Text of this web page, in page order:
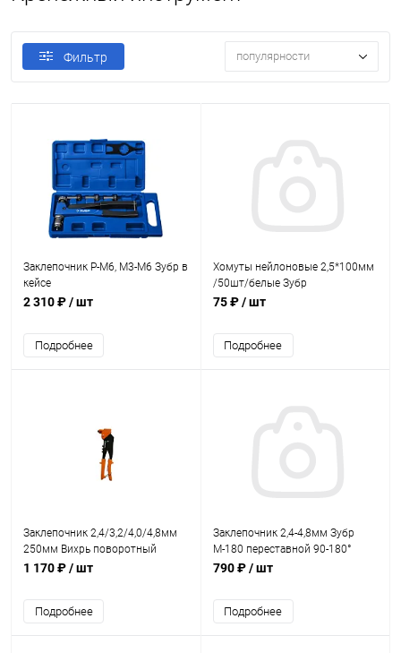
Фильтр популярности
Заклепочник Р-М6, М3-М6 Зубр в
кейсе
2 310 ₽/ шт
Подробнее
Хомуты нейлоновые 2,5*100мм
/50шт/белые Зубр
75 ₽/ шт
Подробнее
Заклепочник 2,4/3,2/4,0/4,8мм
250мм Вихрь поворотный
360гр
1 170 ₽/ шт
Подробнее
Заклепочник 2,4-4,8мм Зубр
М-180 переставной 90-180°
790 ₽/ шт
Подробнее